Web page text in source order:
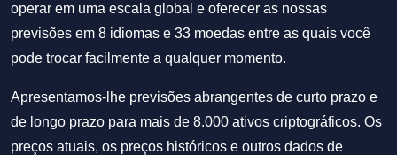
operar em uma escala global e oferecer as nossas
previsões em 8 idiomas e 33 moedas entre as quais você
pode trocar facilmente a qualquer momento.
Apresentamos-lhe previsões abrangentes de curto prazo e
de longo prazo para mais de 8.000 ativos criptográficos. Os
preços atuais, os preços históricos e outros dados de